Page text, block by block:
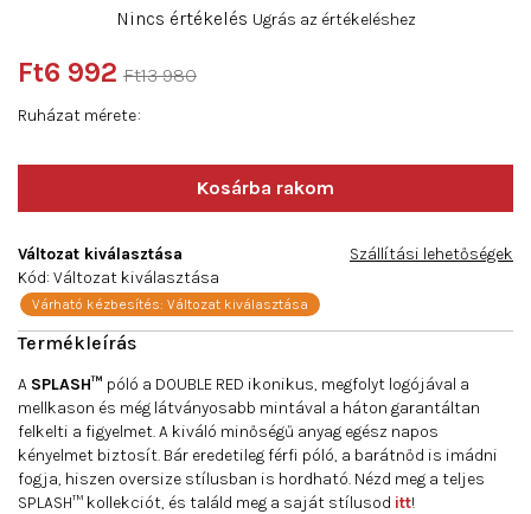
A SPLASH™ póló a DOUBLE RED ikonikus, megfolyt logójával a
mellkason és még látványosabb mintával a háton garantáltan
felkelti a figyelmet. A kiváló minőségű anyag egész napos
kényelmet biztosít. Bár eredetileg férfi póló, a barátnőd is imádni
fogja, hiszen oversize stílusban is hordható. Nézd meg a teljes
SPLASH™ kollekciót, és találd meg a saját stílusod itt!
Ruházat mérete
Ft13 980
Ft6 992
Változat kiválasztása
Várható kézbesítés: Változat kiválasztása
Szállítási lehetőségek
Kód: Változat kiválasztása
átlagos
értékelése
5-
Nincs értékelés Ugrás az értékeléshez